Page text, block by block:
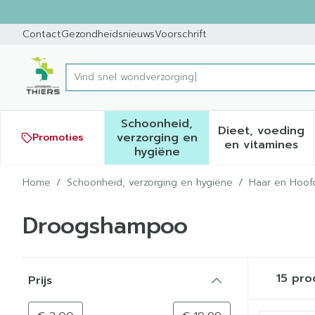
ContactGezondheidsnieuwsVoorschrift
Product, merk, categorie...
Promoties
Schoonheid,
verzorging en
hygiëneToon submenu voor
Dieet, voeding
en vitamines
Toon
Home / Schoonheid, verzorging en hygiëne / Haar en
Droogshampoo
Prijs
15